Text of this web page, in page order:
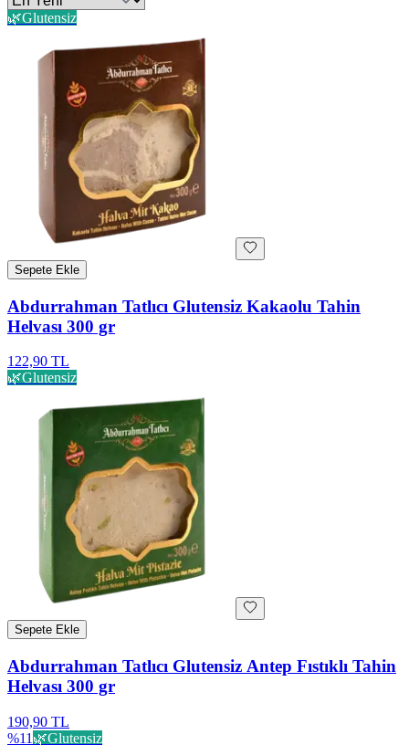
🌿Glutensiz
Sepete Ekle
Abdurrahman Tatlıcı Glutensiz Kakaolu Tahin
Helvası 300 gr
122,90 TL
🌿Glutensiz
Sepete Ekle
Abdurrahman Tatlıcı Glutensiz Antep Fıstıklı Tahin
Helvası 300 gr
190,90 TL
%11 🌿Glutensiz